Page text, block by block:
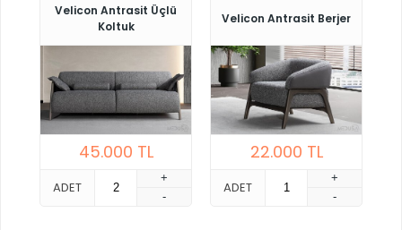
Velicon Antrasit Üçlü
Koltuk
45.000 TL
ADET
+
-
Velicon Antrasit Berjer
22.000 TL
ADET
+
-